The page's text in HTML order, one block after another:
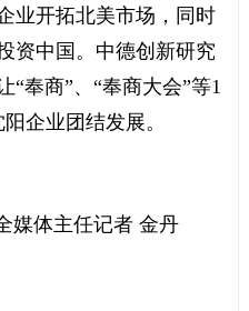
业开拓北美市场，同时
资中国。中德创新研究
“奉商”、“奉商大会”等1
企业团结发展。
主任记者 金丹